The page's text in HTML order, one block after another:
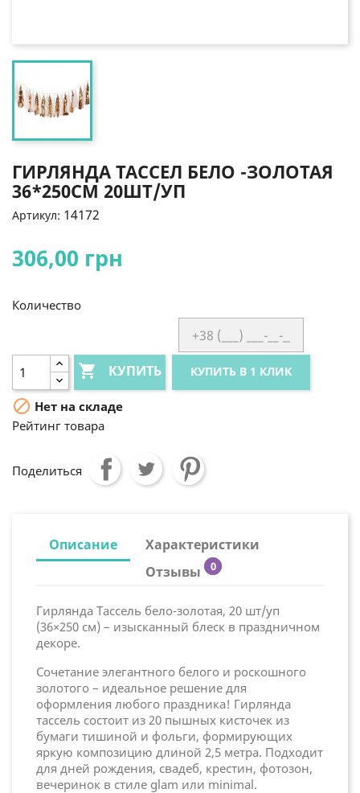
ГИРЛЯНДА ТАССЕЛ БЕЛО -ЗОЛОТАЯ
36*250СМ 20ШТ/УП
Артикул: 14172
306,00 грн
Количество
 КУПИТЬ КУПИТЬ В 1 КЛИК
 Нет на складе
Рейтинг товара
Поделиться
Описание
Характеристики
Отзывы
0
Гирлянда Тассель бело-золотая, 20 шт/уп
(36×250 см) – изысканный блеск в праздничном
декоре.
Сочетание элегантного белого и роскошного
золотого – идеальное решение для
оформления любого праздника! Гирлянда
тассель состоит из 20 пышных кисточек из
бумаги тишиной и фольги, формирующих
яркую композицию длиной 2,5 метра. Подходит
для дней рождения, свадеб, крестин, фотозон,
вечеринок в стиле glam или minimal.